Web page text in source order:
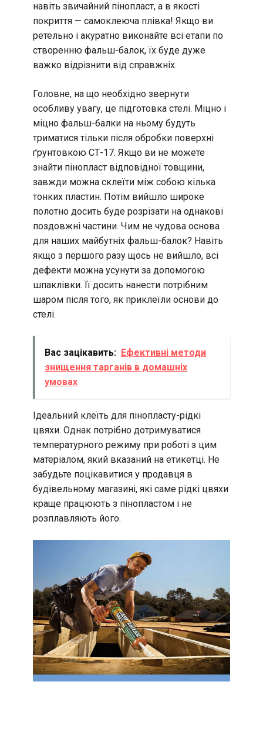
навіть звичайний пінопласт, а в якості
покриття — самоклеюча плівка! Якщо ви
ретельно і акуратно виконайте всі етапи по
створенню фальш-балок, їх буде дуже
важко відрізнити від справжніх.
Головне, на що необхідно звернути
особливу увагу, це підготовка стелі. Міцно і
міцно фальш-балки на ньому будуть
триматися тільки після обробки поверхні
ґрунтовкою СТ-17. Якщо ви не можете
знайти пінопласт відповідної товщини,
завжди можна склеїти між собою кілька
тонких пластин. Потім вийшло широке
полотно досить буде розрізати на однакові
поздовжні частини. Чим не чудова основа
для наших майбутніх фальш-балок? Навіть
якщо з першого разу щось не вийшло, всі
дефекти можна усунути за допомогою
шпаклівки. Її досить нанести потрібним
шаром після того, як приклеїли основи до
стелі.
Вас зацікавить: Ефективні методи
знищення тарганів в домашніх
умовах
Ідеальний клеїть для пінопласту-рідкі
цвяхи. Однак потрібно дотримуватися
температурного режиму при роботі з цим
матеріалом, який вказаний на етикетці. Не
забудьте поцікавитися у продавця в
будівельному магазині, які саме рідкі цвяхи
краще працюють з пінопластом і не
розплавляють його.